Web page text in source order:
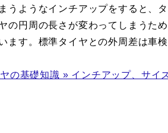
うようなインチアップをすると、
の円周の長さが変わってしまうた
ます。標準タイヤとの外周差は車
の基礎知識 » インチアップ、サイ